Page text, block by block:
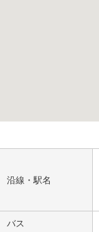
沿線・駅名
バス